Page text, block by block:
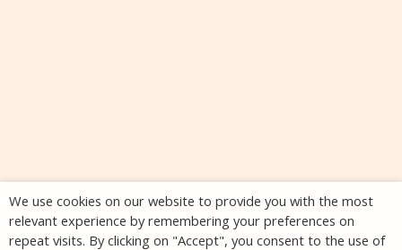
We use cookies on our website to provide you with the most
relevant experience by remembering your preferences on
repeat visits. By clicking on "Accept", you consent to the use of